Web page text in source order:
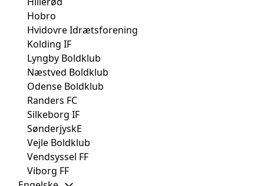
Hobro
Hvidovre Idrætsforening
Kolding IF
Lyngby Boldklub
Næstved Boldklub
Odense Boldklub
Randers FC
Silkeborg IF
SønderjyskE
Vejle Boldklub
Vendsyssel FF
Viborg FF